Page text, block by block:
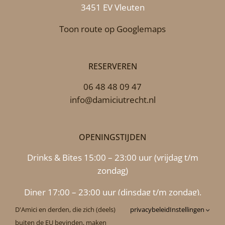
3451 EV Vleuten
Toon route op Googlemaps
RESERVEREN
06 48 48 09 47
info@damiciutrecht.nl
OPENINGSTIJDEN
Drinks & Bites 15:00 – 23:00 uur (vrijdag t/m
zondag)
Diner 17:00 – 23:00 uur (dinsdag t/m zondag),
maandag 17.00 uur – 22.00 uur
D'Amici en derden, die zich (deels)
buiten de EU bevinden, maken
privacybeleidInstellingen